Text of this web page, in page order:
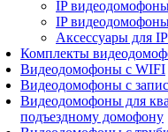
IP
IP
Аксессуары для
Комплекты
Видеодомофоны с WIFI
Видеодомофоны с
Видеодомофоны для
подъездному домофону